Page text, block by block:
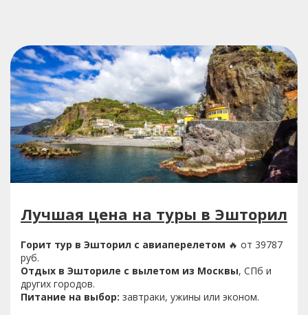
Лучшая цена на туры в Эшторил
Горит тур в Эшторил с авиаперелетом 🔥 от 39787
руб.
Отдых в Эшториле с вылетом из Москвы, СПб и
других городов.
Питание на выбор: завтраки, ужины или эконом.